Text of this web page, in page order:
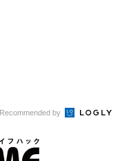
Recommended by